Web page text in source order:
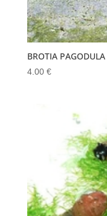
BROTIA PAGODULA
4.00 €